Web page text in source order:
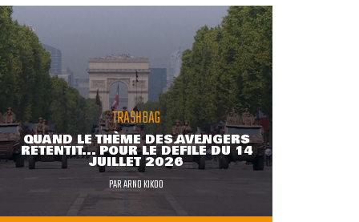
TRASHBAG
QUAND LE THÈME DES AVENGERS
RETENTIT... POUR LE DÉFILÉ DU 14
JUILLET 2026
PARARNO KIKOO